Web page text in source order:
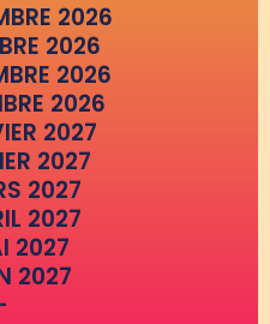
2026
2026
2026
2026
2027
2027
2027
2027
2027
2027